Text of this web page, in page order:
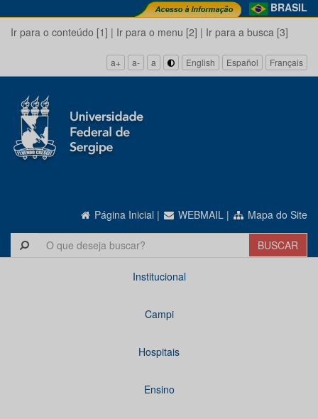
BRASIL
Ir para o conteúdo [1] | Ir para o menu [2] | Ir para a busca [3]
a+ a- a English Español Français
Página Inicial | WEBMAIL | Mapa do Site
Institucional
Campi
Hospitais
Ensino